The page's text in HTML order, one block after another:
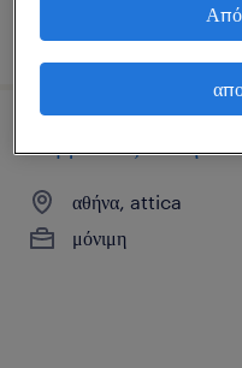
δημοσιεύτηκε 10 ιουλίου
αθήνα, attica
μόνιμη